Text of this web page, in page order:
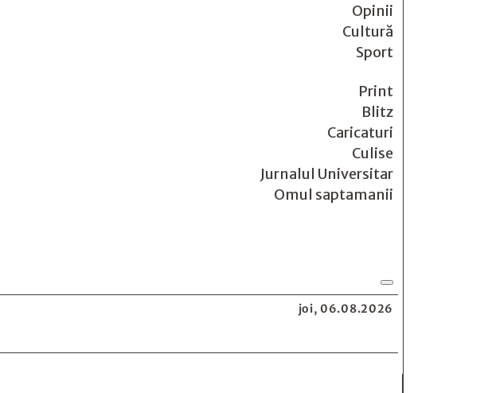
Opinii
Cultură
Sport
Print
Blitz
Caricaturi
Culise
Jurnalul Universitar
Omul saptamanii
joi, 06.08.2026